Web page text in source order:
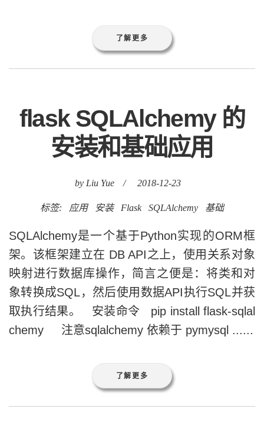
了解更多
flask SQLAlchemy 的
安装和基础应用
by Liu Yue / 2018-12-23
标签: 应用 安装 Flask SQLAlchemy 基础
SQLAlchemy是一个基于Python实现的ORM框
架。该框架建立在 DB API之上，使用关系对象
映射进行数据库操作，简言之便是：将类和对
象转换成SQL，然后使用数据API执行SQL并获
取执行结果。 安装命令 pip install flask-sqlal
chemy 注意sqlalchemy 依赖于 pymysql ......
了解更多